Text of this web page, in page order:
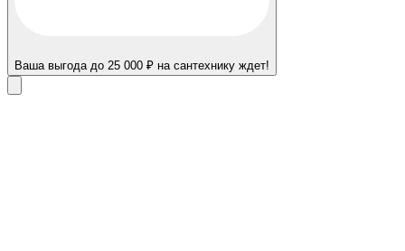
Ваша выгода до 25 000 ₽ на сантехнику ждет!